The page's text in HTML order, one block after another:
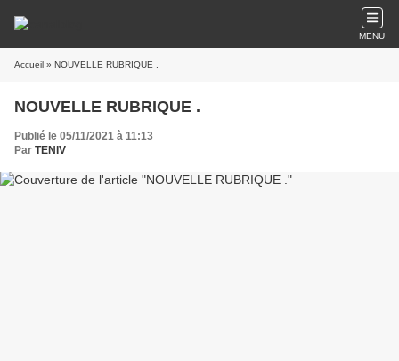
MENU
Accueil » NOUVELLE RUBRIQUE .
NOUVELLE RUBRIQUE .
Publié le 05/11/2021 à 11:13
Par TENIV